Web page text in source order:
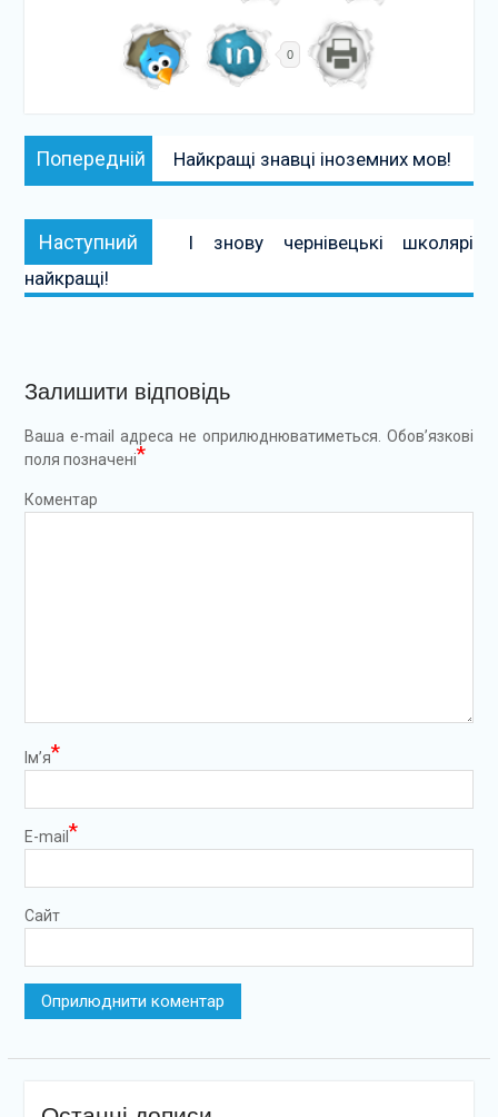
0
Навігація
записів
Попередній Попередній:
Найкращі знавці іноземних мов!
Наступний Наступний:
І знову чернівецькі школярі
найкращі!
Залишити відповідь
Ваша e-mail адреса не оприлюднюватиметься. Обов’язкові
поля позначені*
Коментар
Ім’я*
E-mail *
Сайт